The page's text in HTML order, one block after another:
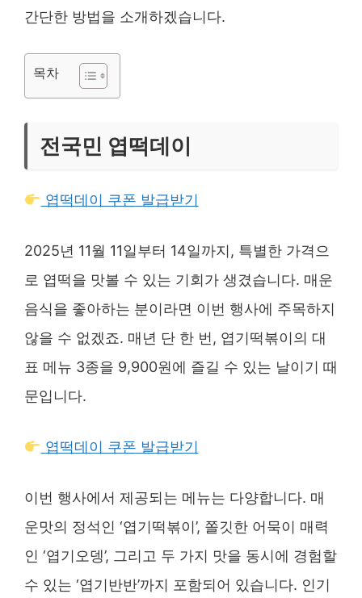
간단한 방법을 소개하겠습니다.
목차
전국민 엽떡데이
엽떡데이 쿠폰 발급받기
2025년 11월 11일부터 14일까지, 특별한 가격으
로 엽떡을 맛볼 수 있는 기회가 생겼습니다. 매운
음식을 좋아하는 분이라면 이번 행사에 주목하지
않을 수 없겠죠. 매년 단 한 번, 엽기떡볶이의 대
표 메뉴 3종을 9,900원에 즐길 수 있는 날이기 때
문입니다.
엽떡데이 쿠폰 발급받기
이번 행사에서 제공되는 메뉴는 다양합니다. 매
운맛의 정석인 ‘엽기떡볶이’, 쫄깃한 어묵이 매력
인 ‘엽기오뎅’, 그리고 두 가지 맛을 동시에 경험할
수 있는 ‘엽기반반’까지 포함되어 있습니다. 인기